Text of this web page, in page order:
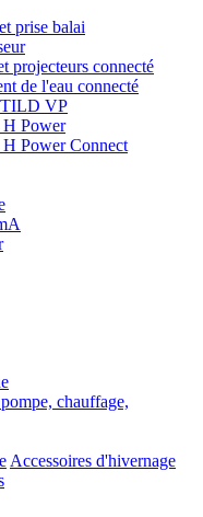
prise balai
projecteurs connecté
de l'eau connecté
TILD VP
Power
Power Connect
chauffage,
Accessoires d'hivernage